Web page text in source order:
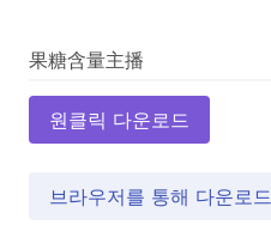
원클릭 다운로드
브라우저를 통해 다운로드